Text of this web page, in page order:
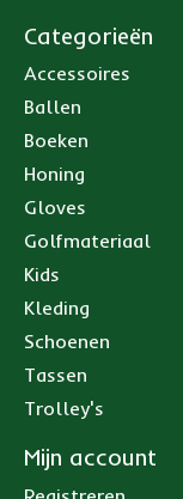
Categorieën
Accessoires
Ballen
Boeken
Honing
Gloves
Golfmateriaal
Kids
Kleding
Schoenen
Tassen
Trolley's
Mijn account